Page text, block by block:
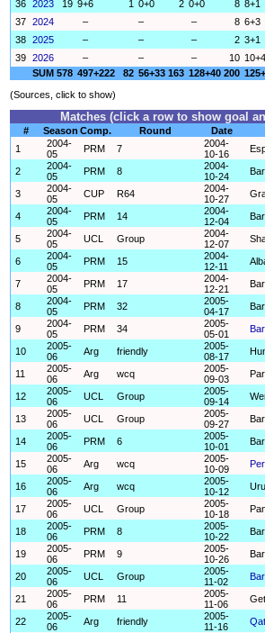
36 2023 19 9+6 1 0+0 2 0+0 8 8+1
37 2024 – – – 8 6+3
38 2025 – – – 2 3+1
39 2026 – – – 10 10+4
SUM 578 497+222 82 56+33 163 128+40 200
(Sources, click to show)
Matches (click a row to show goal
# Season Comp. Round Date
1
2004-
05
PRM 7
2004-
10-16
2
2004-
05
PRM 8
2004-
10-24
3
2004-
05
CUP R64
2004-
10-27
4
2004-
05
PRM 14
2004-
12-04
5
2004-
05
UCL Group
2004-
12-07
6
2004-
05
PRM 15
2004-
12-11
7
2004-
05
PRM 17
2004-
12-21
8
2004-
05
PRM 32
2005-
04-17
9
2004-
05
PRM 34
2005-
05-01
10
2005-
06
Arg friendly
2005-
08-17
11
2005-
06
Arg wcq
2005-
09-03
12
2005-
06
UCL Group
2005-
09-14
13
2005-
06
UCL Group
2005-
09-27
14
2005-
06
PRM 6
2005-
10-01
15
2005-
06
Arg wcq
2005-
10-09
16
2005-
06
Arg wcq
2005-
10-12
17
2005-
06
UCL Group
2005-
10-18
18
2005-
06
PRM 8
2005-
10-22
19
2005-
06
PRM 9
2005-
10-26
20
2005-
06
UCL Group
2005-
11-02
21
2005-
06
PRM 11
2005-
11-06
22
2005-
06
Arg friendly
2005-
11-16